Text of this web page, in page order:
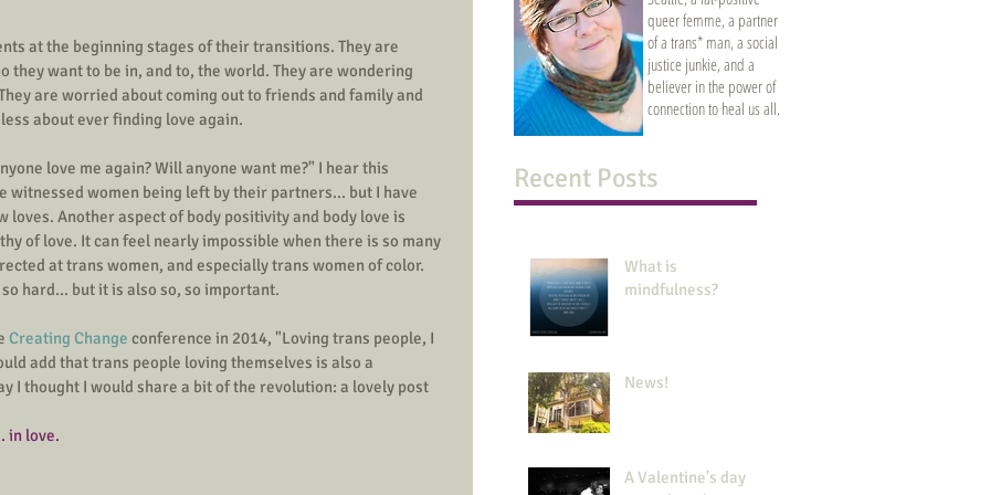
queer femme, a partner
of a trans* man, a social
justice junkie, and a
believer in the power of
connection to heal us all.
Recent Posts
What is
mindfulness?
News!
A Valentine's day
at the beginning stages of their transitions. They are
they want to be in, and to, the world. They are wondering
are worried about coming out to friends and family and
about ever finding love again.
love me again? Will anyone want me?" I hear this
witnessed women being left by their partners... but I have
loves. Another aspect of body positivity and body love is
of love. It can feel nearly impossible when there is so many
at trans women, and especially trans women of color.
hard... but it is also so, so important.
Creating Change conference in 2014, "Loving trans people, I
add that trans people loving themselves is also a
I thought I would share a bit of the revolution: a lovely post
in love.